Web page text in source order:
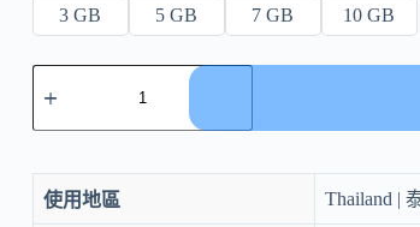
3 GB
5 GB 7 GB 10 GB
eSIM
泰
國
網
7-
20
使用地區 Thailand |